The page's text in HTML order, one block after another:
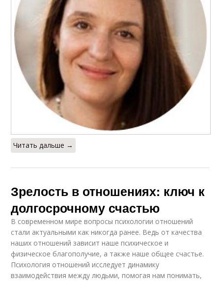
Читать дальше →
Зрелость в отношениях: ключ к
долгосрочному счастью
В современном мире вопросы психологии отношений
стали актуальными как никогда ранее. Ведь от качества
наших отношений зависит наше психическое и
физическое благополучие, а также наше общее счастье.
Психология отношений исследует динамику
взаимодействия между людьми, помогая нам понимать,